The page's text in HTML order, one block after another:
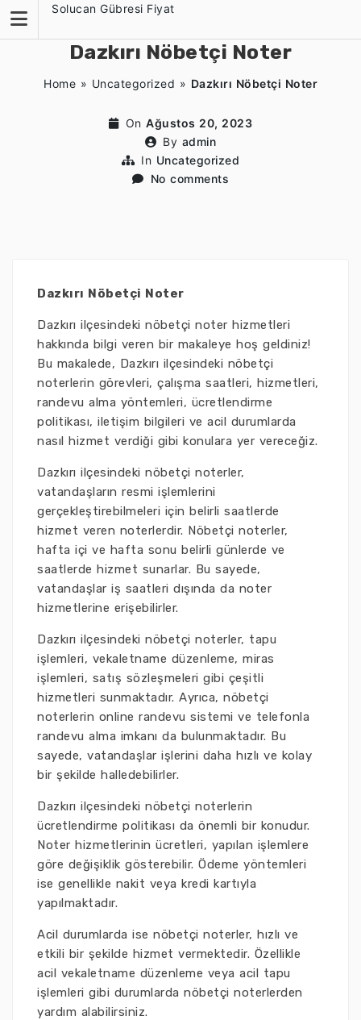
content
Solucan Gübresi Fiyat
Dazkırı Nöbetçi Noter
Home » Uncategorized » Dazkırı Nöbetçi Noter
On Ağustos 20, 2023
By admin
In Uncategorized
No comments
Dazkırı Nöbetçi Noter
Dazkırı ilçesindeki nöbetçi noter hizmetleri
hakkında bilgi veren bir makaleye hoş geldiniz!
Bu makalede, Dazkırı ilçesindeki nöbetçi
noterlerin görevleri, çalışma saatleri, hizmetleri,
randevu alma yöntemleri, ücretlendirme
politikası, iletişim bilgileri ve acil durumlarda
nasıl hizmet verdiği gibi konulara yer vereceğiz.
Dazkırı ilçesindeki nöbetçi noterler,
vatandaşların resmi işlemlerini
gerçekleştirebilmeleri için belirli saatlerde
hizmet veren noterlerdir. Nöbetçi noterler,
hafta içi ve hafta sonu belirli günlerde ve
saatlerde hizmet sunarlar. Bu sayede,
vatandaşlar iş saatleri dışında da noter
hizmetlerine erişebilirler.
Dazkırı ilçesindeki nöbetçi noterler, tapu
işlemleri, vekaletname düzenleme, miras
işlemleri, satış sözleşmeleri gibi çeşitli
hizmetleri sunmaktadır. Ayrıca, nöbetçi
noterlerin online randevu sistemi ve telefonla
randevu alma imkanı da bulunmaktadır. Bu
sayede, vatandaşlar işlerini daha hızlı ve kolay
bir şekilde halledebilirler.
Dazkırı ilçesindeki nöbetçi noterlerin
ücretlendirme politikası da önemli bir konudur.
Noter hizmetlerinin ücretleri, yapılan işlemlere
göre değişiklik gösterebilir. Ödeme yöntemleri
ise genellikle nakit veya kredi kartıyla
yapılmaktadır.
Acil durumlarda ise nöbetçi noterler, hızlı ve
etkili bir şekilde hizmet vermektedir. Özellikle
acil vekaletname düzenleme veya acil tapu
işlemleri gibi durumlarda nöbetçi noterlerden
yardım alabilirsiniz.